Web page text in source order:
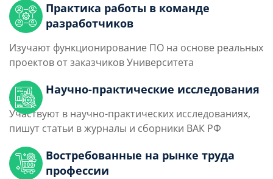
Практика работы в команде
разработчиков
Изучают функционирование ПО на основе реальных
проектов от заказчиков Университета
Научно-практические исследования
Участвуют в научно-практических исследованиях,
пишут статьи в журналы и сборники ВАК РФ
Востребованные на рынке труда
профессии